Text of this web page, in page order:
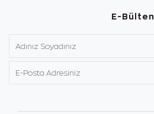
E-Bülten